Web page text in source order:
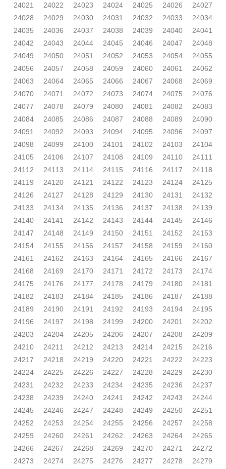
24021
24022 24023 24024 24025 24026
24027
24028
24029 24030 24031 24032 24033
24034
24035
24036 24037 24038 24039 24040
24041
24042
24043 24044 24045 24046 24047
24048
24049
24050 24051 24052 24053 24054
24055
24056
24057 24058 24059 24060 24061
24062
24063
24064 24065 24066 24067 24068
24069
24070
24071 24072 24073 24074 24075
24076
24077
24078 24079 24080 24081 24082
24083
24084
24085 24086 24087 24088 24089
24090
24091
24092 24093 24094 24095 24096
24097
24098
24099 24100 24101 24102 24103
24104
24105
24106 24107 24108 24109 24110
24111
24112
24113 24114 24115 24116 24117
24118
24119
24120 24121 24122 24123 24124
24125
24126
24127 24128 24129 24130 24131
24132
24133
24134 24135 24136 24137 24138
24139
24140
24141 24142 24143 24144 24145
24146
24147
24148 24149 24150 24151 24152
24153
24154
24155 24156 24157 24158 24159
24160
24161
24162 24163 24164 24165 24166
24167
24168
24169 24170 24171 24172 24173
24174
24175
24176 24177 24178 24179 24180
24181
24182
24183 24184 24185 24186 24187
24188
24189
24190 24191 24192 24193 24194
24195
24196
24197 24198 24199 24200 24201
24202
24203
24204 24205 24206 24207 24208
24209
24210
24211 24212 24213 24214 24215
24216
24217
24218 24219 24220 24221 24222
24223
24224
24225 24226 24227 24228 24229
24230
24231
24232 24233 24234 24235 24236
24237
24238
24239 24240 24241 24242 24243
24244
24245
24246 24247 24248 24249 24250
24251
24252
24253 24254 24255 24256 24257
24258
24259
24260 24261 24262 24263 24264
24265
24266
24267 24268 24269 24270 24271
24272
24273
24274 24275 24276 24277 24278
24279